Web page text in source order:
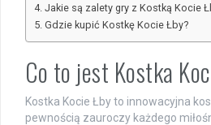
Jakie są zalety gry z Kostką Kocie
Gdzie kupić Kostkę Kocie Łby?
Co to jest Kostka
Kostka Kocie Łby to innowacyjna
pewnością zauroczy każdego